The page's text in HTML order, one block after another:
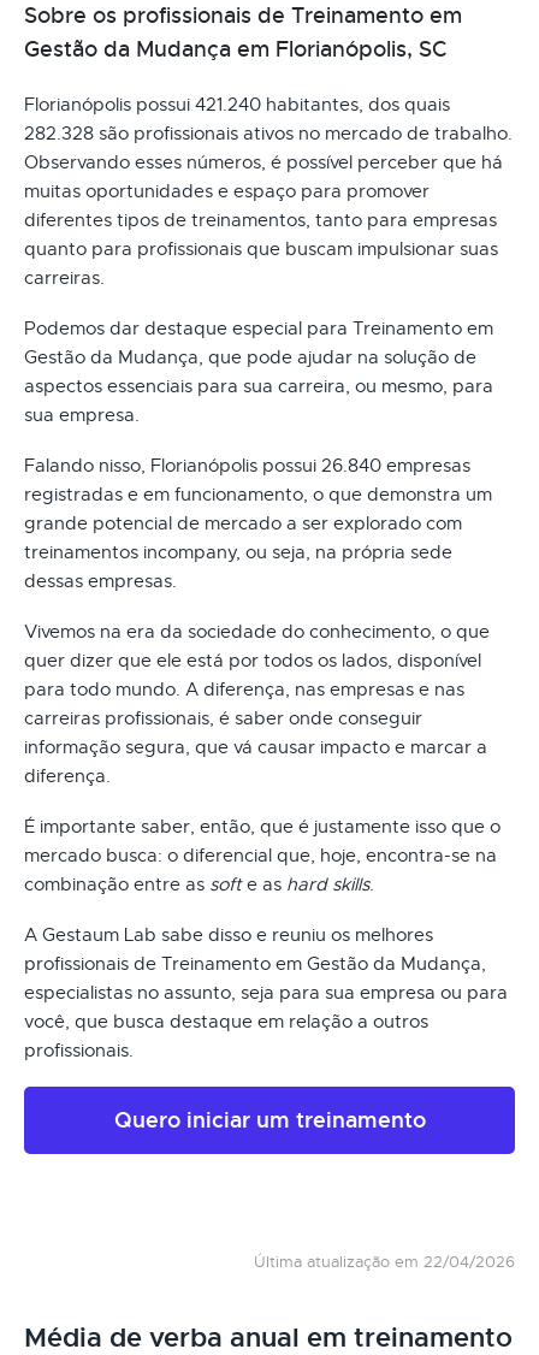
Sobre os profissionais de Treinamento em
Gestão da Mudança em Florianópolis, SC
Florianópolis possui 421.240 habitantes, dos quais
282.328 são profissionais ativos no mercado de trabalho.
Observando esses números, é possível perceber que há
muitas oportunidades e espaço para promover
diferentes tipos de treinamentos, tanto para empresas
quanto para profissionais que buscam impulsionar suas
carreiras.
Podemos dar destaque especial para Treinamento em
Gestão da Mudança, que pode ajudar na solução de
aspectos essenciais para sua carreira, ou mesmo, para
sua empresa.
Falando nisso, Florianópolis possui 26.840 empresas
registradas e em funcionamento, o que demonstra um
grande potencial de mercado a ser explorado com
treinamentos incompany, ou seja, na própria sede
dessas empresas.
Vivemos na era da sociedade do conhecimento, o que
quer dizer que ele está por todos os lados, disponível
para todo mundo. A diferença, nas empresas e nas
carreiras profissionais, é saber onde conseguir
informação segura, que vá causar impacto e marcar a
diferença.
É importante saber, então, que é justamente isso que o
mercado busca: o diferencial que, hoje, encontra-se na
combinação entre as softe as hard skills.
A Gestaum Lab sabe disso e reuniu os melhores
profissionais de Treinamento em Gestão da Mudança,
especialistas no assunto, seja para sua empresa ou para
você, que busca destaque em relação a outros
profissionais.
Quero iniciar um treinamento
Última atualização em 22/04/2026
Média de verba anual em treinamento